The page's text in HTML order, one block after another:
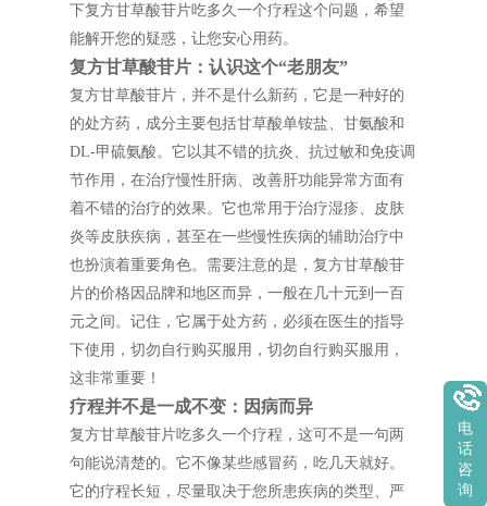
下复方甘草酸苷片吃多久一个疗程这个问题，希望
能解开您的疑惑，让您安心用药。
复方甘草酸苷片：认识这个“老朋友”
复方甘草酸苷片，并不是什么新药，它是一种好的
的处方药，成分主要包括甘草酸单铵盐、甘氨酸和
DL-甲硫氨酸。它以其不错的抗炎、抗过敏和免疫调
节作用，在治疗慢性肝病、改善肝功能异常方面有
着不错的治疗的效果。它也常用于治疗湿疹、皮肤
炎等皮肤疾病，甚至在一些慢性疾病的辅助治疗中
也扮演着重要角色。需要注意的是，复方甘草酸苷
片的价格因品牌和地区而异，一般在几十元到一百
元之间。记住，它属于处方药，必须在医生的指导
下使用，切勿自行购买服用，切勿自行购买服用，
这非常重要！
疗程并不是一成不变：因病而异
复方甘草酸苷片吃多久一个疗程，这可不是一句两
句能说清楚的。它不像某些感冒药，吃几天就好。
它的疗程长短，尽量取决于您所患疾病的类型、严
电
话
咨
询